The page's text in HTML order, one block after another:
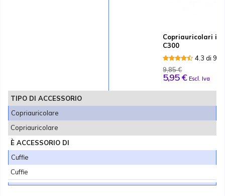
Copriauricolari in
C300
4.3 di 9
9,85 €
5,95 € Escl. Iva
TIPO DI ACCESSORIO
Copriauricolare
Copriauricolare
È ACCESSORIO DI
Cuffie
Cuffie